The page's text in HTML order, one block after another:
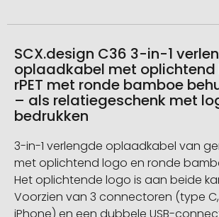
SCX.design C36 3-in-1
oplaadkabel met
rPET met ronde bamboe
– als relatiegeschenk met
bedrukken
3-in-1 verlengde oplaadkabel van
met oplichtend logo en ronde
Het oplichtende logo is aan beide
Voorzien van 3 connectoren (type C,
iPhone) en een dubbele USB-